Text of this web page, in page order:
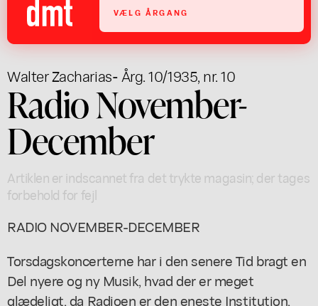
VÆLG ÅRGANG
Walter Zacharias- Årg. 10/1935, nr. 10
Radio November-
December
Artiklen er indscannet fra det trykte magasin; der tages
forbehold for fejl
RADIO NOVEMBER-DECEMBER
Torsdagskoncerterne har i den senere Tid bragt en
Del nyere og ny Musik, hvad der er meget
glædeligt, da Radioen er den eneste Institution,